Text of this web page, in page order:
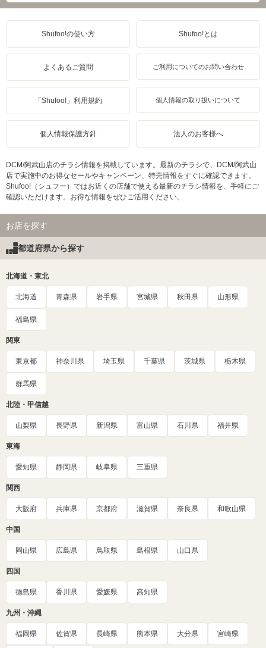
Shufoo!の使い方 Shufoo!とは
よくあるご質問 ご利用についてのお問い合わせ
「Shufoo!」利用規約 個人情報の取り扱いについて
個人情報保護方針 法人のお客様へ
DCM/阿武山店のチラシ情報を掲載しています。最新のチラシで、DCM/阿武山
店で実施中のお得なセールやキャンペーン、特売情報をすぐに確認できます。
Shufoo!（シュフー）ではお近くの店舗で使える最新のチラシ情報を、手軽にご
確認いただけます。お得な情報をぜひご活用ください。
お店を探す
都道府県から探す
北海道・東北
北海道 青森県 岩手県 宮城県 秋田県 山形県
福島県
関東
東京都 神奈川県 埼玉県 千葉県 茨城県 栃木県
群馬県
北陸・甲信越
山梨県 長野県 新潟県 富山県 石川県 福井県
東海
愛知県 静岡県 岐阜県 三重県
関西
大阪府 兵庫県 京都府 滋賀県 奈良県 和歌山県
中国
岡山県 広島県 鳥取県 島根県 山口県
四国
徳島県 香川県 愛媛県 高知県
九州・沖縄
福岡県 佐賀県 長崎県 熊本県 大分県 宮崎県